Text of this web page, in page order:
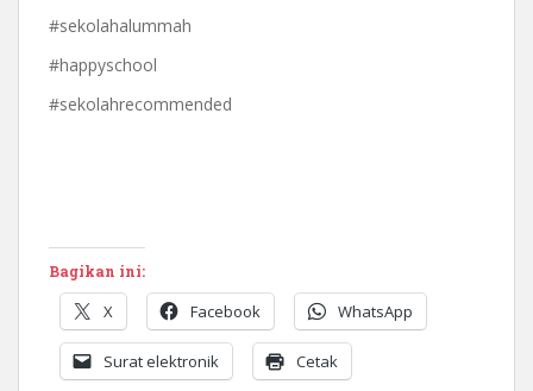
#sekolahalummah
#happyschool
#sekolahrecommended
Bagikan ini:
X Facebook WhatsApp
Surat elektronik Cetak